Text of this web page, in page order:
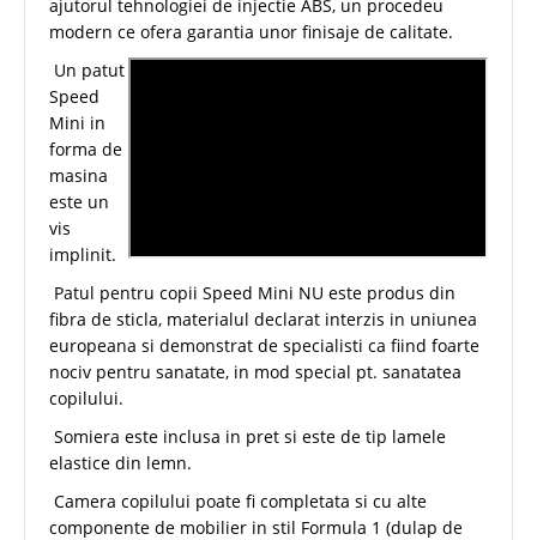
ajutorul tehnologiei de injectie ABS, un procedeu
modern ce ofera garantia unor finisaje de calitate.
Un patut
Speed
Mini in
forma de
masina
este un
vis
implinit.
Patul pentru copii Speed Mini NU este produs din
fibra de sticla, materialul declarat interzis in uniunea
europeana si demonstrat de specialisti ca fiind foarte
nociv pentru sanatate, in mod special pt. sanatatea
copilului.
Somiera este inclusa in pret si este de tip lamele
elastice din lemn.
Camera copilului poate fi completata si cu alte
componente de mobilier in stil Formula 1 (dulap de